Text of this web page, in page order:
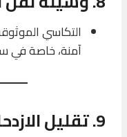
التكاسي
آمنة، خاصة في
9. تقليل